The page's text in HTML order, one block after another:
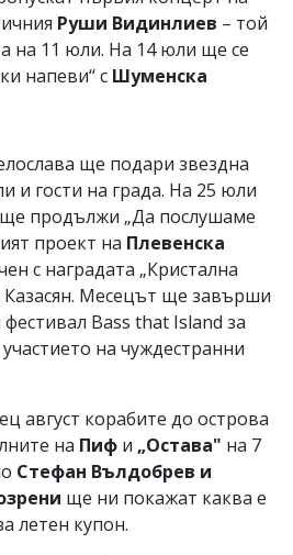
Руши Видинлиев – той
на 11 юли. На 14 юли ще се
напеви“ с Шуменска
ще подари звездна
и гости на града. На 25 юли
продължи „Да послушаме
проект на Плевенска
с наградата „Кристална
Казасян. Месецът ще завърши
Bass that Island за
на чуждестранни
август корабите до острова
на Пиф и „Остава" на 7
Стефан Вълдобрев и
ще ни покажат каква е
летен купон.